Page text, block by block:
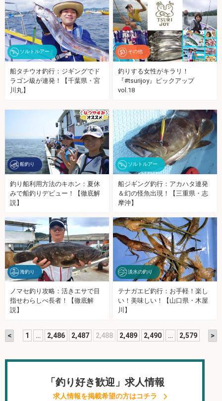
ソルトルアー
船タチウオ釣行：ジギングでド
ラゴン級が連発！【千葉県・宮
川丸】
その他
釣りする女性がキラリ！
『#tsurijoy』ピックアップ
vol.18
船釣り
釣り船利用方法のキホン：夏休
みで船釣りデビュー！【徹底解
説】
ソルトルアー
船ジギング釣行：アカハタ連発
＆幻の怪魚出現！【三重県・志
摩沖】
海釣り
ノマセ釣り攻略：活きエサで目
指せわらしべ長者！【徹底解
説】
淡水の釣り
テナガエビ釣行：お手軽！楽し
い！美味しい！【山口県・木屋
川】
< 1 … 2,486 2,487 2,488 2,489 2,490 … 2,579 >
「釣り好き歓迎」求人情報
求人情報を掲載希望の方はコチラ